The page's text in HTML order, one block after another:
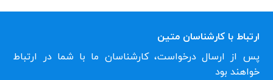
ارتباط با کارشناسان متین
پس از ارسال درخواست، کارشناسان ما با شما در ارتباط
خواهند بود